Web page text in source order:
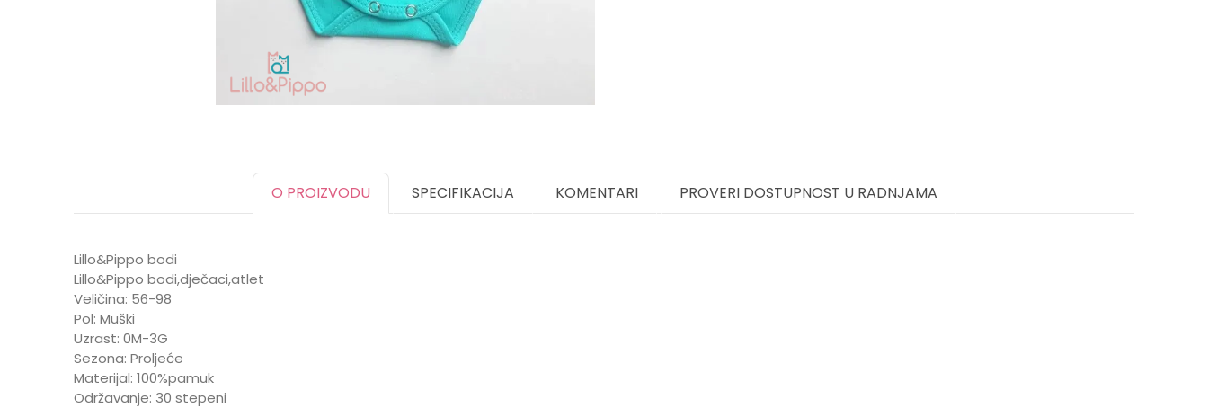
O PROIZVODU SPECIFIKACIJA KOMENTARI PROVERI DOSTUPNOST U RADNJAMA
Lillo&Pippo bodi
Lillo&Pippo bodi,dječaci,atlet
Veličina: 56-98
Pol: Muški
Uzrast: 0M-3G
Sezona: Proljeće
Materijal: 100%pamuk
Održavanje: 30 stepeni